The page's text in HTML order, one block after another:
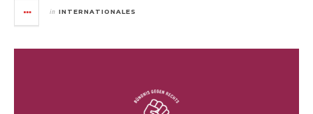
in INTERNATIONALES